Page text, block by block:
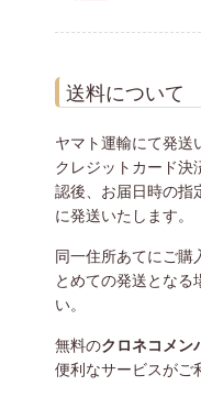
送料について
ヤマト運輸にて発送
クレジットカード決
認後、お届日時の指
に発送いたします。
同一住所あてにご購
とめての発送となる
い。
無料のクロネコメン
便利なサービスがご